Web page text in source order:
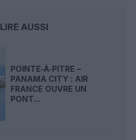
LIRE AUSSI
POINTE‑À‑PITRE –
PANAMA CITY : AIR
FRANCE OUVRE UN
PONT...